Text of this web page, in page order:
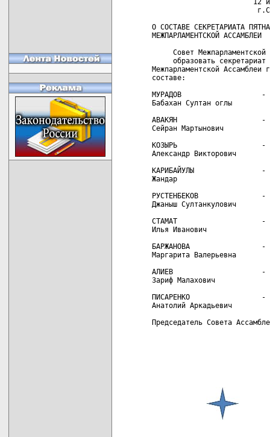
О СОСТАВЕ СЕКРЕТАРИАТА
МЕЖПАРЛАМЕНТСКОЙ АССАМБЛЕИ
Совет Межпарламентской
образовать секретариат
Межпарламентской
составе:
МУРАДОВ                   - от
Бабахан Султан оглы
АВАКЯН                    - от
Сейран Мартынович
КОЗЫРЬ                    - от
Александр Викторович
КАРИБАЙУЛЫ                - от
Жандар
РУСТЕНБЕКОВ               - от
Джаныш Султанкулович
СТАМАТ                    - от
Илья Иванович
БАРЖАНОВА                 - от
Маргарита Валерьевна
АЛИЕВ                     - от
Зариф Малахович
ПИСАРЕНКО                 - от
Анатолий Аркадьевич
Председатель Совета